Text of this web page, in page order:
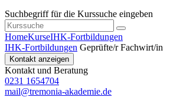
Suchbegriff für die Kurssuche eingeben
HomeKurseIHK-Fortbildungen
IHK-Fortbildungen Geprüfte/r Fachwirt/in
Kontakt anzeigen
Kontakt und Beratung
0231 1654704
mail@tremonia-akademie.de